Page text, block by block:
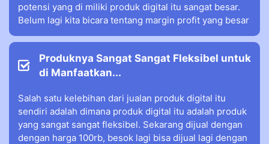
potensi yang di miliki produk digital itu sangat besar.
Belum lagi kita bicara tentang margin profit yang besar
Produknya Sangat Sangat Fleksibel untuk
di Manfaatkan...
Salah satu kelebihan dari jualan produk digital itu
sendiri adalah dimana produk digital itu adalah produk
yang sangat sangat fleksibel. Sekarang dijual dengan
dengan harga 100rb, besok lagi bisa dijual lagi dengan